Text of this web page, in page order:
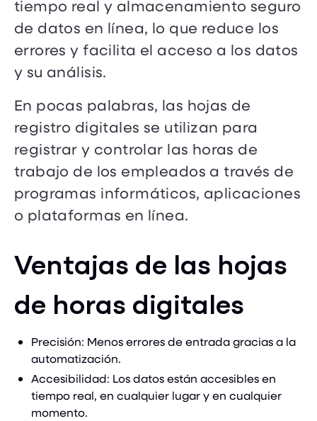
tiempo real y almacenamiento seguro
de datos en línea, lo que reduce los
errores y facilita el acceso a los datos
y su análisis.
En pocas palabras, las hojas de
registro digitales se utilizan para
registrar y controlar las horas de
trabajo de los empleados a través de
programas informáticos, aplicaciones
o plataformas en línea.
Ventajas de las hojas
de horas digitales
Precisión: Menos errores de entrada gracias a la
automatización.
Accesibilidad: Los datos están accesibles en
tiempo real, en cualquier lugar y en cualquier
momento.